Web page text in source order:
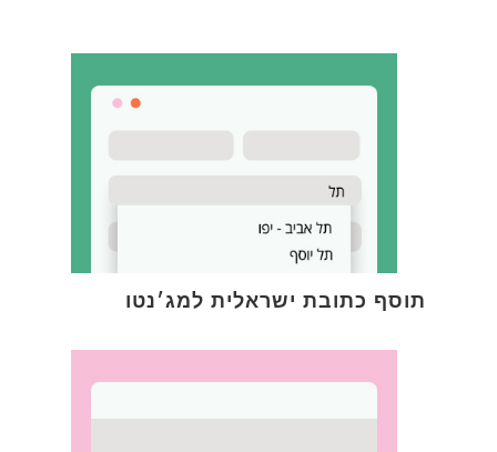
תוסף כתובת ישראלית למג׳נטו